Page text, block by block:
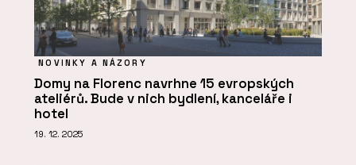
NOVINKY A NÁZORY
Domy na Florenc navrhne 15 evropských
ateliérů. Bude v nich bydlení, kanceláře i
hotel
19. 12. 2025